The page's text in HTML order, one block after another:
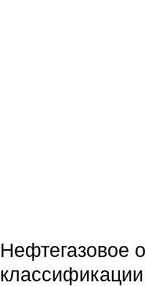
Нефтегазовое